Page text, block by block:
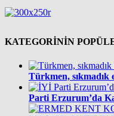
KATEGORİNİN
Türkmen,
Parti Erzurum’da